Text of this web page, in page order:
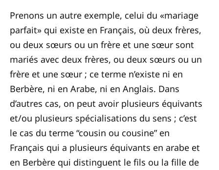
Prenons un autre exemple, celui du «mariage
parfait» qui existe en Français, où deux frères,
ou deux sœurs ou un frère et une sœur sont
mariés avec deux frères, ou deux sœurs ou un
frère et une sœur ; ce terme n’existe ni en
Berbère, ni en Arabe, ni en Anglais. Dans
d’autres cas, on peut avoir plusieurs équivants
et/ou plusieurs spécialisations du sens ; c’est
le cas du terme “cousin ou cousine” en
Français qui a plusieurs équivants en arabe et
en Berbère qui distinguent le fils ou la fille de